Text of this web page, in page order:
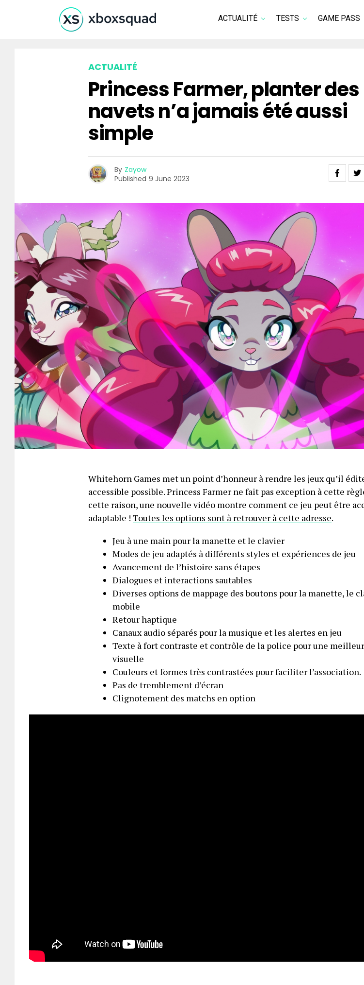
ACTUALITÉ TESTS GAME PASS
ACTUALITÉ
Princess Farmer, planter des
navets n’a jamais été aussi
simple
By Zayow
Published 9 June 2023
Whitehorn Games met un point d’honneur à rendre les jeux qu’il
accessible possible. Princess Farmer ne fait pas exception à cette
cette raison, une nouvelle vidéo montre comment ce jeu peut être
adaptable ! Toutes les options sont à retrouver à cette adresse.
Jeu à une main pour la manette et le clavier
Modes de jeu adaptés à différents styles et expériences de jeu
Avancement de l’histoire sans étapes
Dialogues et interactions sautables
Diverses options de mappage des boutons pour la manette, le
mobile
Retour haptique
Canaux audio séparés pour la musique et les alertes en jeu
Texte à fort contraste et contrôle de la police pour une
visuelle
Couleurs et formes très contrastées pour faciliter l’association.
Pas de tremblement d’écran
Clignotement des matchs en option